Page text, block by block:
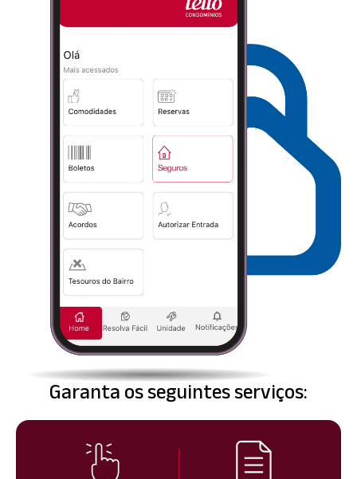
Garanta os seguintes serviços: